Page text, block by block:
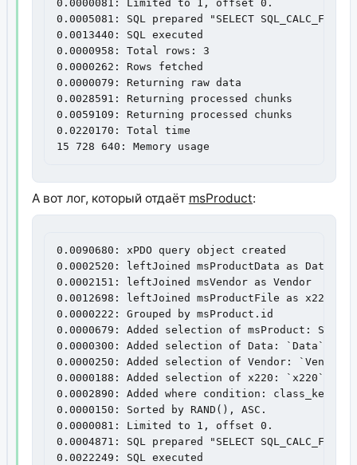
0.0000081: Limited to 1, offset 0.
0.0005081: SQL prepared "SELECT
0.0013440: SQL executed
0.0000958: Total rows: 3
0.0000262: Rows fetched
0.0000079: Returning raw data
0.0028591: Returning processed chunks
0.0059109: Returning processed chunks
0.0220170: Total time
15 728 640: Memory usage
А вот лог, который отдаёт msProduct:
0.0090680: xPDO query object created
0.0002520: leftJoined msProductData as Data
0.0002151: leftJoined msVendor as Vendor
0.0012698: leftJoined msProductFile as x220
0.0000222: Grouped by msProduct.id
0.0000679: Added selection of msProduct:
0.0000300: Added selection of Data:
0.0000250: Added selection of Vendor:
0.0000188: Added selection of x220:
0.0002890: Added where condition:
0.0000150: Sorted by RAND(), ASC.
0.0000081: Limited to 1, offset 0.
0.0004871: SQL prepared "SELECT
0.0022249: SQL executed